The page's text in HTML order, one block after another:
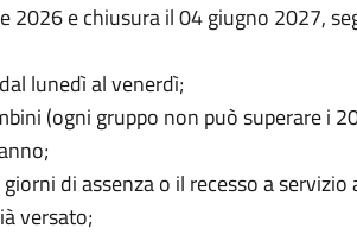
2026 e chiusura il 04 giugno 2027,
lunedì al venerdì;
(ogni gruppo non può superare i
di assenza o il recesso a
versato;